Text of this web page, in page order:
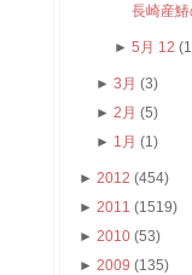
長崎産
► 5月 12
►3月(3)
►2月(5)
► 1月(1)
► 2012 (454)
► 2011 (1519)
► 2010 (53)
► 2009 (135)